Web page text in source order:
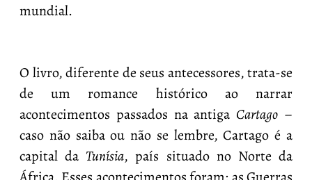
mundial.
O livro, diferente de seus antecessores, trata-se
de um romance histórico ao narrar
acontecimentos passados na antiga Cartago –
caso não saiba ou não se lembre, Cartago é a
capital da Tunísia, país situado no Norte da